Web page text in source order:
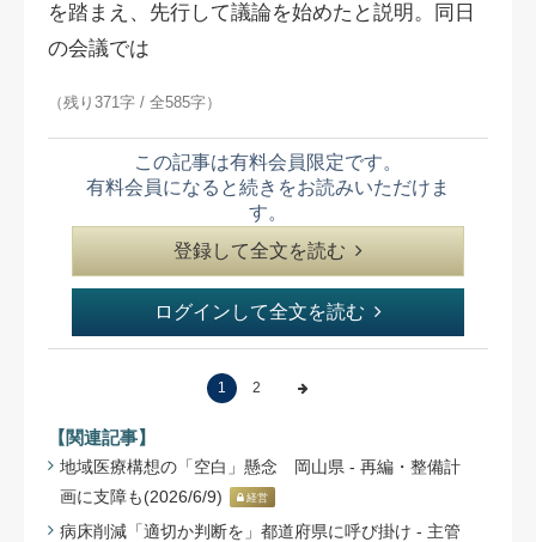
を踏まえ、先行して議論を始めたと説明。同日
の会議では
（残り371字 / 全585字）
この記事は有料会員限定です。
有料会員になると続きをお読みいただけま
す。
登録して全文を読む
ログインして全文を読む
1 2
【関連記事】
地域医療構想の「空白」懸念 岡山県 - 再編・整備計
画に支障も(2026/6/9)
経営
病床削減「適切か判断を」都道府県に呼び掛け - 主管